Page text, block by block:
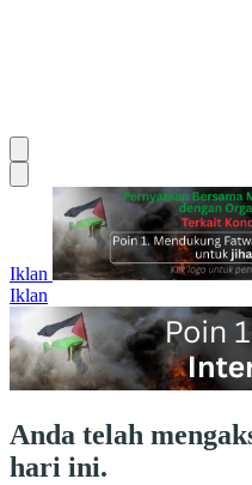
Iklan
Iklan
Anda telah
hari ini.